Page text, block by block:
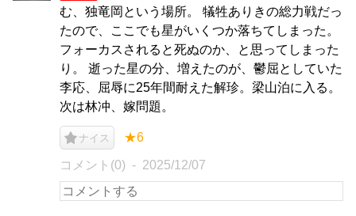
む、独竜岡という場所。 犠牲ありきの総力戦だっ
たので、ここでも星がいくつか落ちてしまった。
フォーカスされると死ぬのか、と思ってしまった
り。 逝った星の分、増えたのが、鬱屈としていた
李応、屈辱に25年間耐えた解珍。梁山泊に入る。
次は林冲、嫁問題。
ナイス ★6
コメント(0) 2025/12/07